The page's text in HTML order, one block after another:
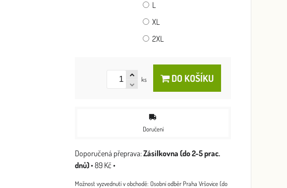
L
XL
2XL
ks DO KOŠÍKU
Doručení
Zásilkovna (do 2-5 prac.
dnů)•89 Kč •
Osobní odběr Praha Vršovice (do